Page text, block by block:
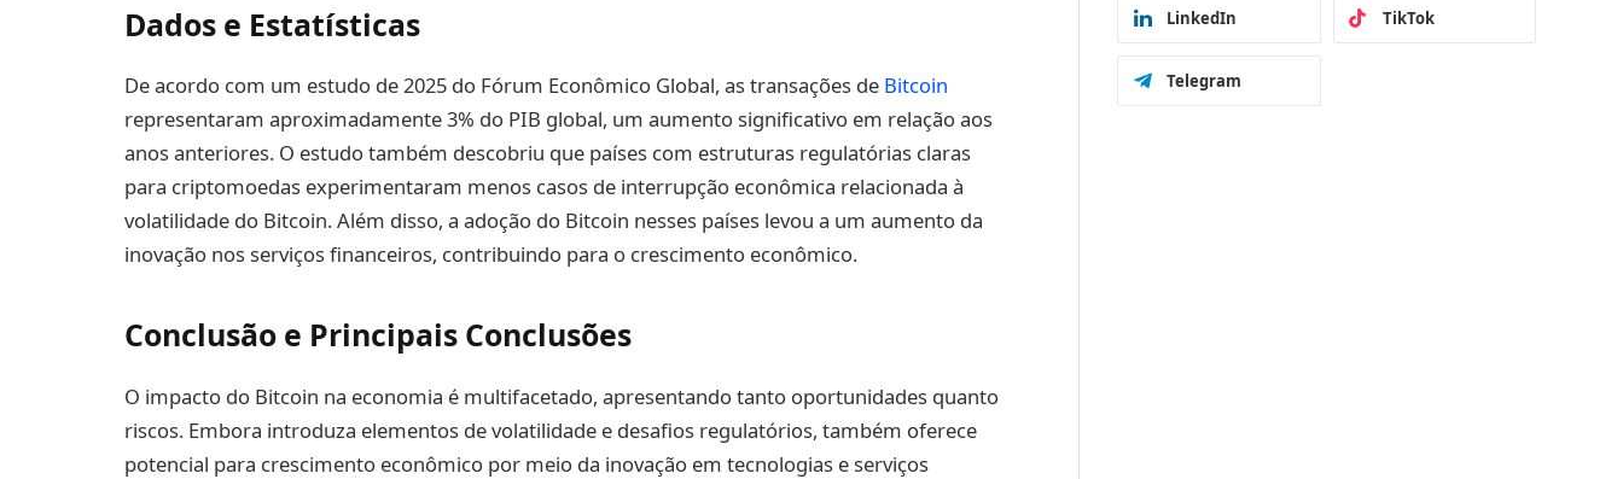
Dados e Estatísticas
De acordo com um estudo de 2025 do Fórum Econômico Global, as transações de Bitcoin
representaram aproximadamente 3% do PIB global, um aumento significativo em relação aos
anos anteriores. O estudo também descobriu que países com estruturas regulatórias claras
para criptomoedas experimentaram menos casos de interrupção econômica relacionada à
volatilidade do Bitcoin. Além disso, a adoção do Bitcoin nesses países levou a um aumento da
inovação nos serviços financeiros, contribuindo para o crescimento econômico.
Conclusão e Principais Conclusões
O impacto do Bitcoin na economia é multifacetado, apresentando tanto oportunidades quanto
riscos. Embora introduza elementos de volatilidade e desafios regulatórios, também oferece
potencial para crescimento econômico por meio da inovação em tecnologias e serviços
LinkedIn TikTok
Telegram